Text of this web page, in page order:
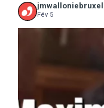
Fév 5